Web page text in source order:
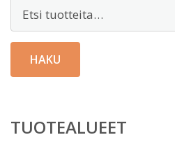
HAKU
TUOTEALUEET